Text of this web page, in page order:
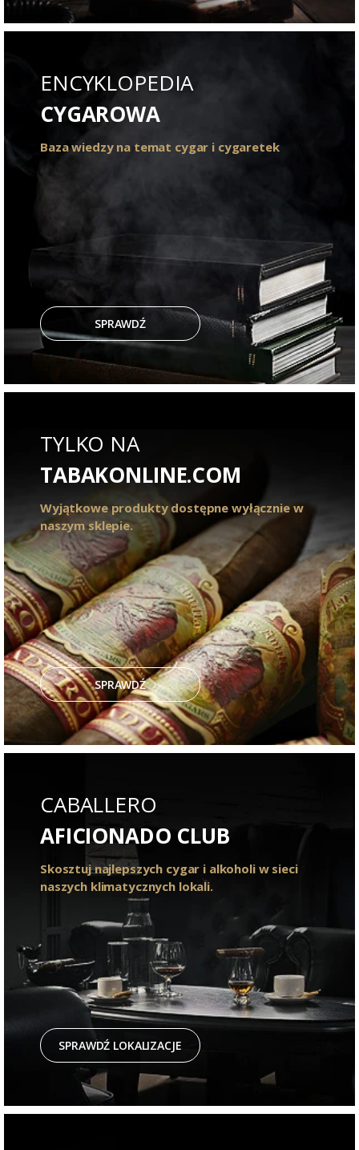
ENCYKLOPEDIA
CYGAROWA
Baza wiedzy na temat cygar i cygaretek
SPRAWDŹ
TYLKO NA
TABAKONLINE.COM
Wyjątkowe produkty dostępne wyłącznie w
naszym sklepie.
SPRAWDŹ
CABALLERO
AFICIONADO CLUB
Skosztuj najlepszych cygar i alkoholi w sieci
naszych klimatycznych lokali.
SPRAWDŹ LOKALIZACJE